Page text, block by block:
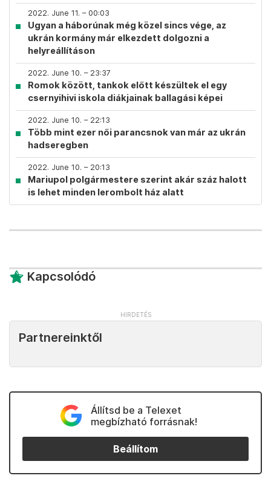
2022. June 11. – 00:03
Ugyan a háborúnak még közel sincs vége, az
ukrán kormány már elkezdett dolgozni a
helyreállításon
2022. June 10. – 23:37
Romok között, tankok előtt készültek el egy
csernyihivi iskola diákjainak ballagási képei
2022. June 10. – 22:13
Több mint ezer női parancsnok van már az ukrán
hadseregben
2022. June 10. – 20:13
Mariupol polgármestere szerint akár száz halott
is lehet minden lerombolt ház alatt
Kapcsolódó
Partnereinktől
Állítsd be a Telexet
megbízható forrásnak!
Beállítom